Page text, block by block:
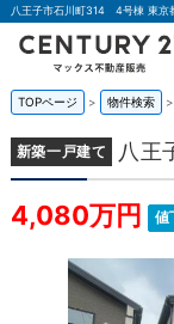
TOPページ 物件検索
新築一戸建て 八王
4,080万円 値